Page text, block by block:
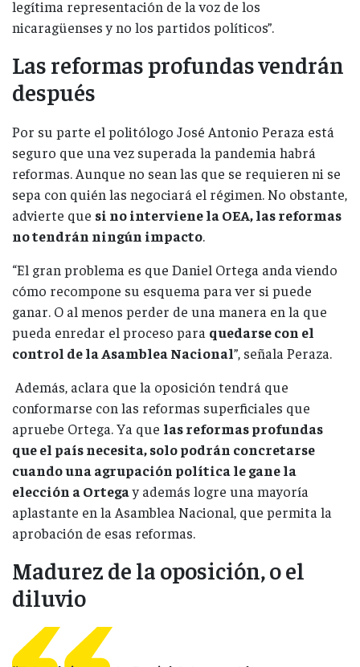
legítima representación de la voz de los
nicaragüenses y no los partidos políticos”.
Las reformas profundas vendrán
después
Por su parte el politólogo José Antonio Peraza está
seguro que una vez superada la pandemia habrá
reformas. Aunque no sean las que se requieren ni se
sepa con quién las negociará el régimen. No obstante,
advierte que si no interviene la OEA, las reformas
no tendrán ningún impacto.
“El gran problema es que Daniel Ortega anda viendo
cómo recompone su esquema para ver si puede
ganar. O al menos perder de una manera en la que
pueda enredar el proceso para quedarse con el
control de la Asamblea Nacional”, señala Peraza.
Además, aclara que la oposición tendrá que
conformarse con las reformas superficiales que
apruebe Ortega. Ya que las reformas profundas
que el país necesita, solo podrán concretarse
cuando una agrupación política le gane la
elección a Ortegay además logre una mayoría
aplastante en la Asamblea Nacional, que permita la
aprobación de esas reformas.
Madurez de la oposición, o el
diluvio